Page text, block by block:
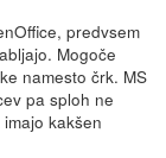
predvsem
Mogoče
namesto črk. MS
pa sploh ne
kakšen